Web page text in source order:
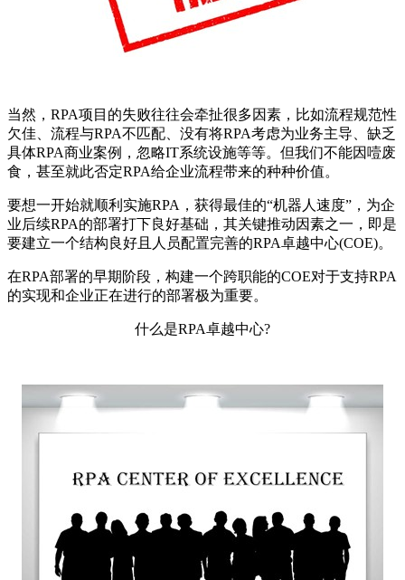
当然，RPA项目的失败往往会牵扯很多因素，比如流程规范性
欠佳、流程与RPA不匹配、没有将RPA考虑为业务主导、缺乏
具体RPA商业案例，忽略IT系统设施等等。但我们不能因噎废
食，甚至就此否定RPA给企业流程带来的种种价值。
要想一开始就顺利实施RPA，获得最佳的“机器人速度”，为企
业后续RPA的部署打下良好基础，其关键推动因素之一，即是
要建立一个结构良好且人员配置完善的RPA卓越中心(COE)。
在RPA部署的早期阶段，构建一个跨职能的COE对于支持RPA
的实现和企业正在进行的部署极为重要。
什么是RPA卓越中心?